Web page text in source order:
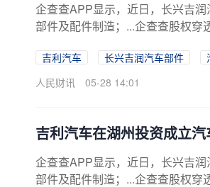
企查查APP显示，近日，长兴吉
部件及配件制造；...企查查股权穿
吉利汽车 长兴吉润汽车部件
人民财讯
05-28 14:01
吉利汽车在湖州投资成立
企查查APP显示，近日，长兴吉
部件及配件制造；...企查查股权穿